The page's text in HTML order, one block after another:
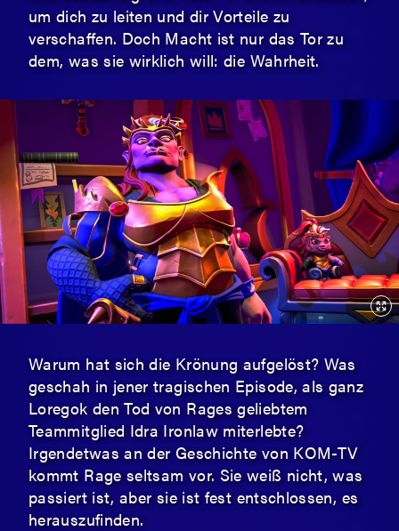
um dich zu leiten und dir Vorteile zu
verschaffen. Doch Macht ist nur das Tor zu
dem, was sie wirklich will: die Wahrheit.
Warum hat sich die Krönung aufgelöst? Was
geschah in jener tragischen Episode, als ganz
Loregok den Tod von Rages geliebtem
Teammitglied Idra Ironlaw miterlebte?
Irgendetwas an der Geschichte von KOM-TV
kommt Rage seltsam vor. Sie weiß nicht, was
passiert ist, aber sie ist fest entschlossen, es
herauszufinden.